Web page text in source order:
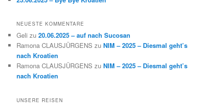
NEUESTE KOMMENTARE
Geli zu20.06.2025 – auf nach Sucosan
Ramona CLAUSJÜRGENS zuNIM – 2025 – Diesmal geht’s
nach Kroatien
Ramona CLAUSJÜRGENS zuNIM – 2025 – Diesmal geht’s
nach Kroatien
UNSERE REISEN